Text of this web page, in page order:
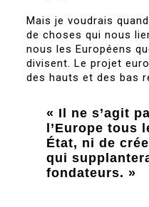
Mais je voudrais
de choses qui nous
nous les Européens
divisent. Le projet
des hauts et des bas
« Il ne s’agit
l’Europe tous
État, ni de
qui
fondateurs. »